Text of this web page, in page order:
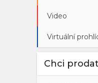
Video
Virtuální
Chci